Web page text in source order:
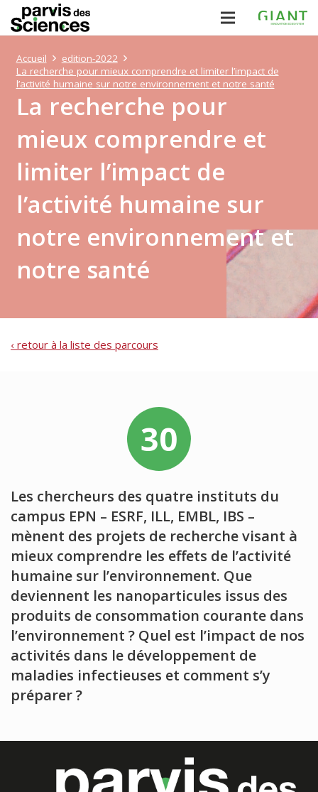
La recherche pour
mieux comprendre et
limiter l’impact de
l’activité humaine sur
notre environnement et
notre santé
Accueil
edition-2022
La recherche pour mieux comprendre et limiter l’impact de
l’activité humaine sur notre environnement et notre santé
‹ retour à la liste des parcours
30
Les chercheurs des quatre instituts du
campus EPN – ESRF, ILL, EMBL, IBS –
mènent des projets de recherche visant à
mieux comprendre les effets de l’activité
humaine sur l’environnement. Que
deviennent les nanoparticules issus des
produits de consommation courante dans
l’environnement ? Quel est l’impact de nos
activités dans le développement de
maladies infectieuses et comment s’y
préparer ?